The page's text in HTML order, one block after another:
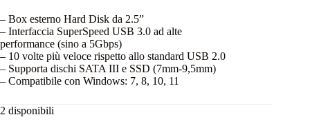
– Box esterno Hard Disk da 2.5”
– Interfaccia SuperSpeed USB 3.0 ad alte
performance (sino a 5Gbps)
– 10 volte più veloce rispetto allo standard USB 2.0
– Supporta dischi SATA III e SSD (7mm-9,5mm)
– Compatibile con Windows: 7, 8, 10, 11
2 disponibili